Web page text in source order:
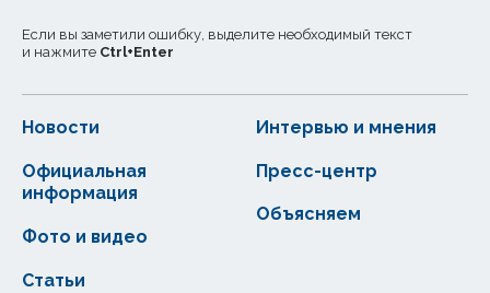
Если вы заметили ошибку, выделите необходимый текст
и нажмите Ctrl+Enter
Новости
Статьи
Официальная
информация
Интервью и мнения
Фото и видео
Пресс-центр
Объясняем